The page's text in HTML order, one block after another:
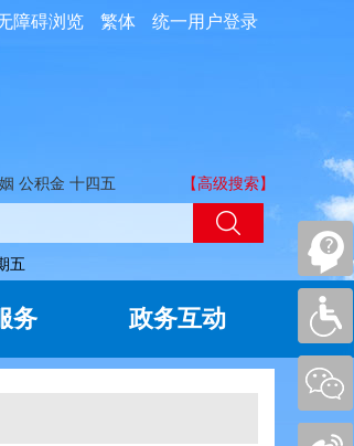
统一用户登录
繁体
障碍浏览
公积金 十四五 【高级搜索】
五
务 政务互动